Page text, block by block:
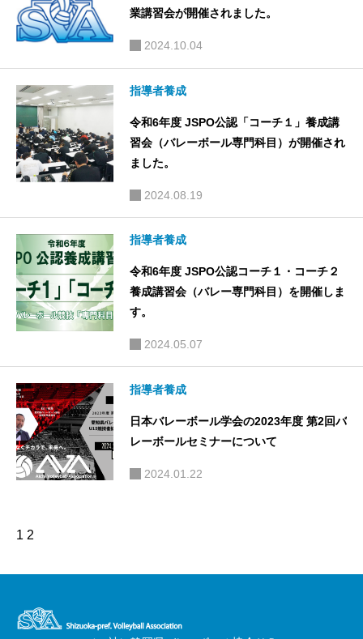
業講習会が開催されました。
2024.10.04
指導者養成
令和6年度 JSPO公認「コーチ１」養成講
習会（バレーボール専門科目）が開催され
ました。
2024.08.19
指導者養成
令和6年度 JSPO公認コーチ１・コーチ２
養成講習会（バレー専門科目）を開催しま
す。
2024.05.07
指導者養成
日本バレーボール学会の2023年度 第2回バ
レーボールセミナーについて
2024.01.22
1 2